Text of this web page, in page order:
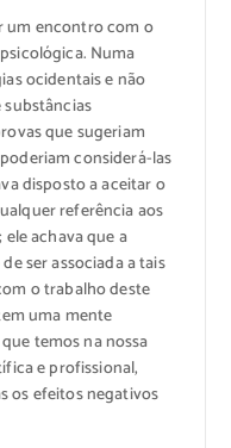
um encontro com o
Numa
ocidentais e não
que sugeriam
considerá-las
disposto a aceitar o
referência aos
achava que a
ser associada a tais
o trabalho deste
uma mente
temos na nossa
e profissional,
os efeitos negativos